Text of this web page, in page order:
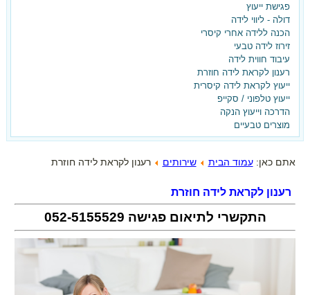
פגישת ייעוץ
דולה - ליווי לידה
הכנה ללידה אחרי קיסרי
זירוז לידה טבעי
עיבוד חווית לידה
רענון לקראת לידה חוזרת
ייעוץ לקראת לידה קיסרית
ייעוץ טלפוני / סקייפ
הדרכה וייעוץ הנקה
מוצרים טבעיים
אתם כאן:עמוד הבית שירותים רענון לקראת לידה חוזרת
רענון לקראת לידה חוזרת
התקשרי לתיאום פגישה
בלידה הקודמת ילדת בקיסרי
ועכשיו את רוצה אחרת?
הגעת למקום הנכון!
הצטרפי עכשיו לאתר וקבלי את
המדריך ללידה נרתיקית אחרי קיסרי -
בחינם!!!